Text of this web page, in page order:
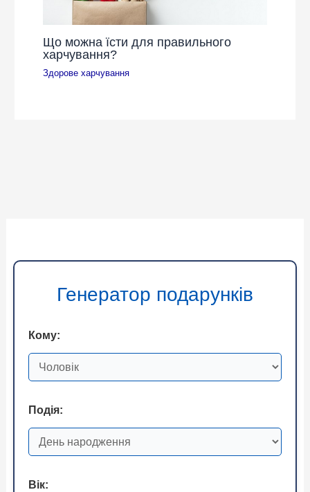
Що можна їсти для правильного
харчування?
Здорове харчування
Генератор подарунків
Кому:
Подія:
Вік: